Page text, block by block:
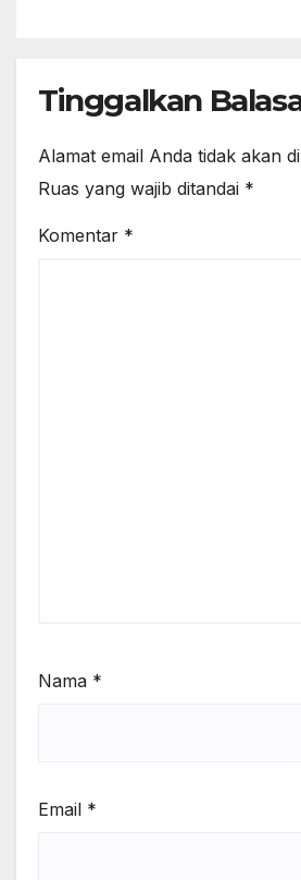
Tinggalkan
Alamat email Anda tidak akan
Ruas yang wajib ditandai *
Komentar *
Nama *
Email *